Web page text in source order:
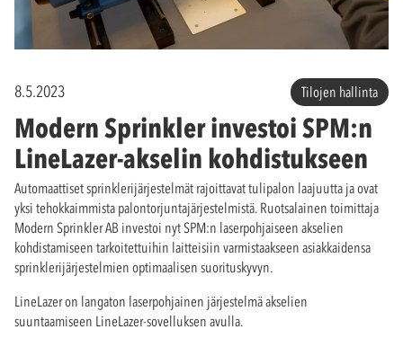
8.5.2023 Tilojen hallinta
Modern Sprinkler investoi SPM:n
LineLazer-akselin kohdistukseen
Automaattiset sprinklerijärjestelmät rajoittavat tulipalon laajuutta ja ovat
yksi tehokkaimmista palontorjuntajärjestelmistä. Ruotsalainen toimittaja
Modern Sprinkler AB investoi nyt SPM:n laserpohjaiseen akselien
kohdistamiseen tarkoitettuihin laitteisiin varmistaakseen asiakkaidensa
sprinklerijärjestelmien optimaalisen suorituskyvyn.
LineLazer on langaton laserpohjainen järjestelmä akselien
suuntaamiseen LineLazer-sovelluksen avulla.